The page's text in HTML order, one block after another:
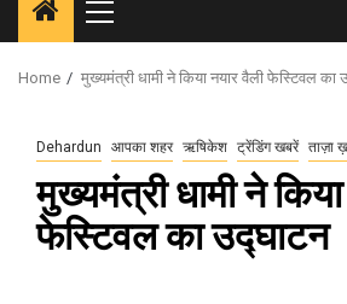
Primary
Menu
Home मुख्यमंत्री धामी ने किया नयार वैली फेस्टिवल का
Dehardun आपका शहर ऋषिकेश ट्रेंडिंग खबरें ताज़ा
मुख्यमंत्री धामी ने
फेस्टिवल का उद्घाटन